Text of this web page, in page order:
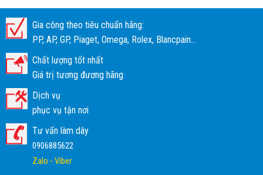
Gia công theo tiêu chuẩn hãng:
PP, AP, GP, Piaget, Omega, Rolex, Blancpain...
Chất lượng tốt nhất
Giá trị tương đương hãng
Dịch vụ
phục vụ tận nơi
Tư vấn làm dây
0906885622
Zalo - Viber